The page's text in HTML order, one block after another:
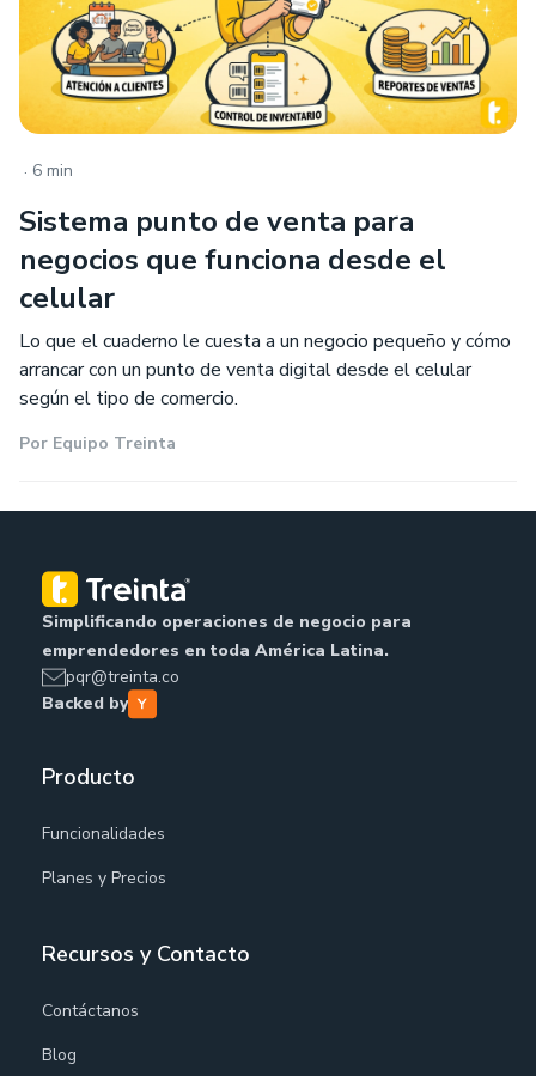
. 6 min
Sistema punto de venta para
negocios que funciona desde el
celular
Lo que el cuaderno le cuesta a un negocio pequeño y cómo
arrancar con un punto de venta digital desde el celular
según el tipo de comercio.
Por Equipo Treinta
Simplificando operaciones de negocio para
emprendedores en toda América Latina.
pqr@treinta.co
Backed by
Producto
Funcionalidades
Planes y Precios
Recursos y Contacto
Contáctanos
Blog